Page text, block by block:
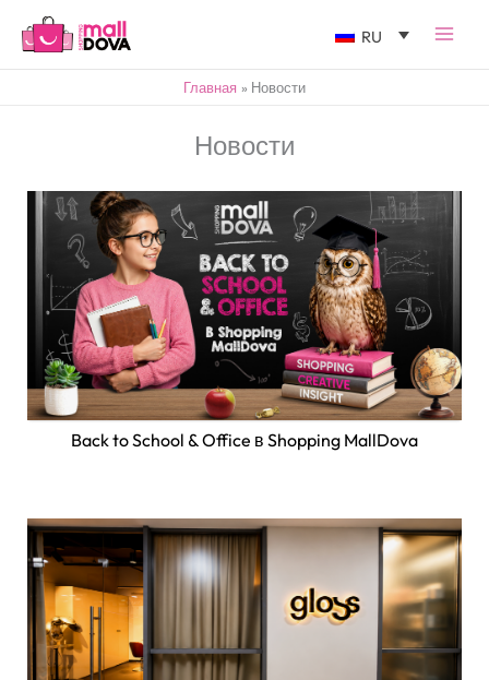
RU
Главная Новости
Новости
Back to School & Office в Shopping MallDova